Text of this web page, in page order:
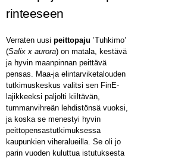
rinteeseen
Verraten uusi peittopaju ’Tuhkimo’
(Salix x aurora) on matala, kestävä
ja hyvin maanpinnan peittävä
pensas. Maa-ja elintarviketalouden
tutkimuskeskus valitsi sen FinE-
lajikkeeksi paljolti kiiltävän,
tummanvihreän lehdistönsä vuoksi,
ja koska se menestyi hyvin
peittopensastutkimuksessa
kaupunkien viheralueilla. Se oli jo
parin vuoden kuluttua istutuksesta